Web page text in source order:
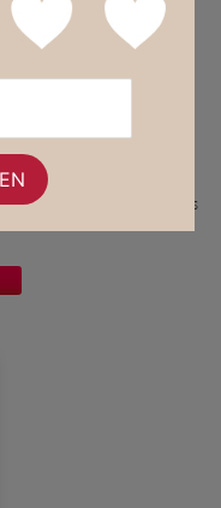
waar je volledig gratis
liefde vinden, hoeft immers